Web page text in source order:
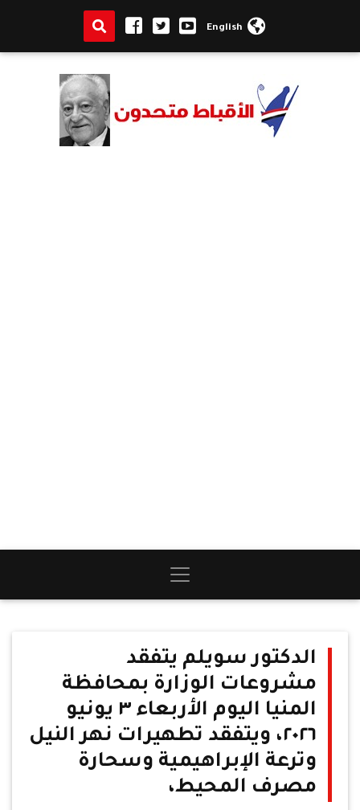
English
الدكتور سويلم يتفقد
مشروعات الوزارة بمحافظة
المنيا اليوم الأربعاء ٣ يونيو
٢٠٢٦، ويتفقد تطهيرات نهر النيل
وترعة الإبراهيمية وسحارة
مصرف المحيط،